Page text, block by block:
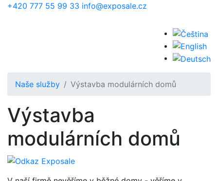
Přejít k hlavnímu obsahu
+420 777 55 99 33 info@exposale.cz
Naše služby Výstavba modulárních domů
Výstavba
modulárních domů